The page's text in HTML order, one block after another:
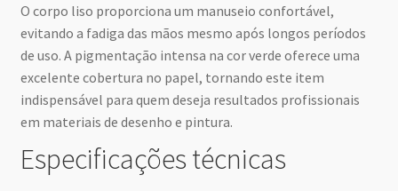
O corpo liso proporciona um manuseio confortável,
evitando a fadiga das mãos mesmo após longos períodos
de uso. A pigmentação intensa na cor verde oferece uma
excelente cobertura no papel, tornando este item
indispensável para quem deseja resultados profissionais
em materiais de desenho e pintura.
Especificações técnicas